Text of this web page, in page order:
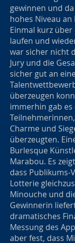
gewinnen und
hohes Niveau
Einmal kurz
laufen und
war sicher nicht
Jury und die
sicher gut an
überzeugen
immerhin gab
Charme und
überzeugten.
Burlesque
Marabou. Es
dass Publikums-
Lotterie
Minouche und
Gewinnerin
dramatisches
Messung des
aber fest, dass